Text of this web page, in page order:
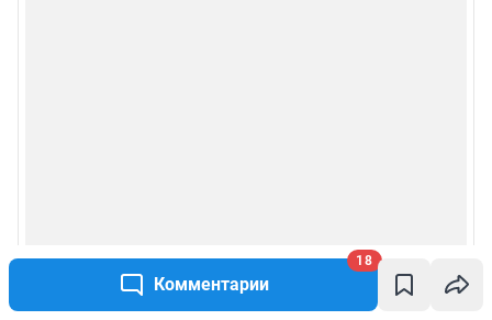
Комментарии
18